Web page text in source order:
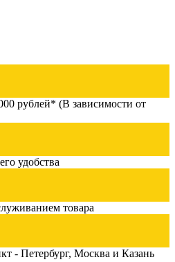
рублей* (В зависимости от
удобства
товара
- Петербург, Москва и Казань